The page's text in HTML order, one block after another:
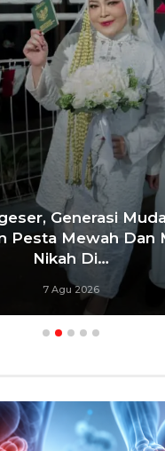
Generasi
Pesta Mewah Dan
Nikah Di…
7 Agu 2026